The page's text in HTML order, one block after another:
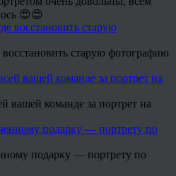
😍😍
восстановить старую фотографию
вашей команде за портрет на
подарку — портрету по